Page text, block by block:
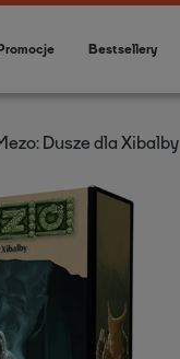
Bestsellery
Dusze dla Xibalby